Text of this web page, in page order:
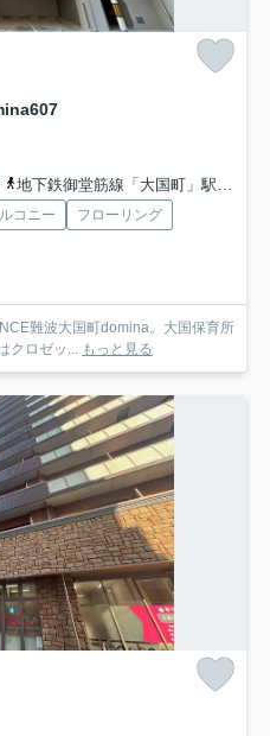
607
地下鉄御堂筋線「大国町」駅 徒歩6分
コニー
フローリング
難波大国町domina。大国保育所
クロゼッ...
もっと見る